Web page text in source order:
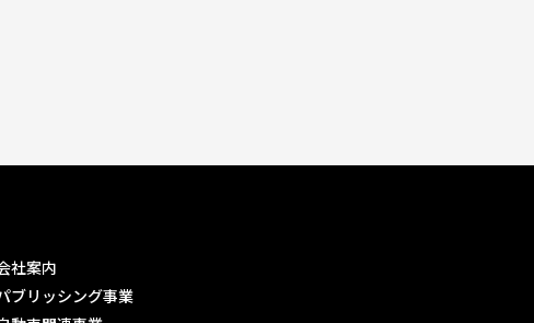
社案内
ブリッシング事業